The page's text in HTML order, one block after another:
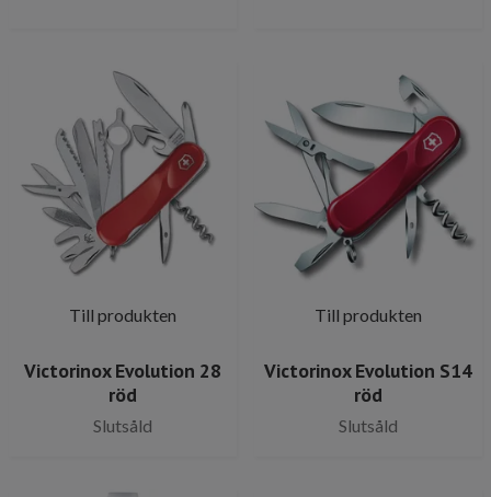
Till produkten
Victorinox Evolution 28
röd
Slutsåld
Till produkten
Victorinox Evolution S14
röd
Slutsåld